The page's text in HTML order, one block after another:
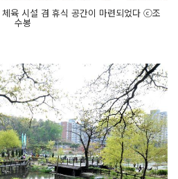
체육 시설 겸 휴식 공간이 마련되었다 ⓒ조
수봉